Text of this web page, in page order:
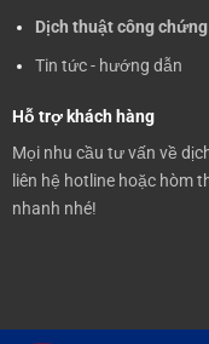
Dịch thuật công
Tin tức - hướng dẫn
Hỗ trợ khách hàng
Mọi nhu cầu tư vấn về
liên hệ hotline hoặc hòm
nhanh nhé!